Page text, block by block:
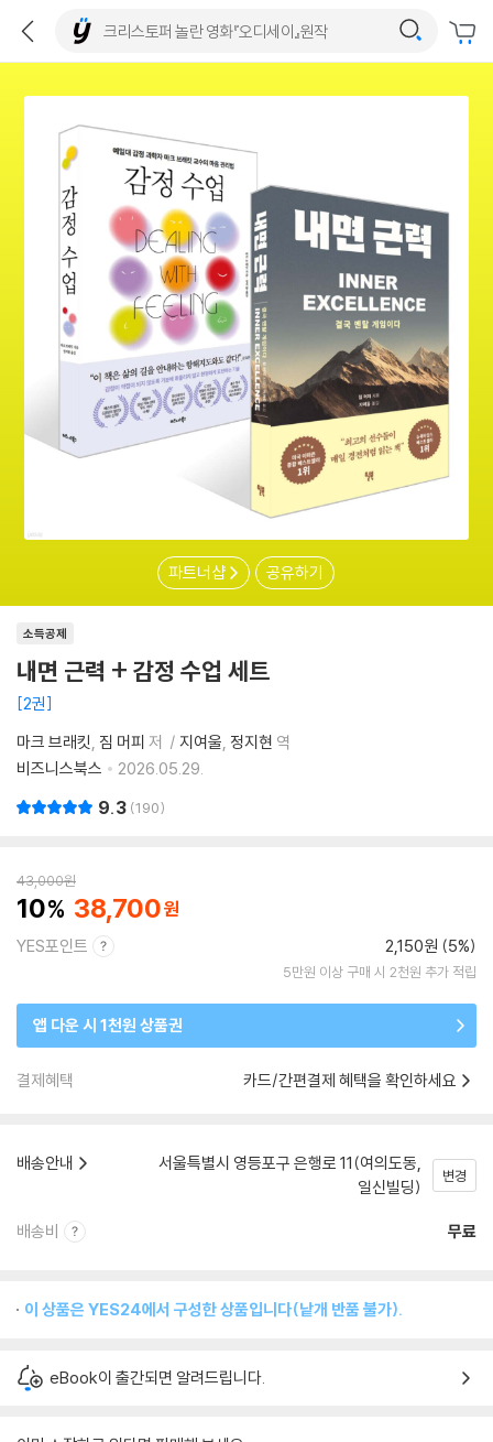
파트너샵 공유하기
소득공제
내면 근력 + 감정 수업 세트
2권
마크 브래킷 짐 머피 저 지여울 정지현 역
비즈니스북스
2026.05.29.
9.3 190
43,000원
10 38,700
YES포인트 2,150원 (5%)
5만원 이상 구매 시 2천원 추가 적립
앱 다운 시 1천원 상품권
결제혜택 카드/간편결제 혜택을 확인하세요
배송안내
서울특별시 영등포구 은행로 11(여의도동,
일신빌딩)
변경
배송비 무료
이 상품은 YES24에서 구성한 상품입니다(낱개 반품 불가).
eBook이 출간되면 알려드립니다.